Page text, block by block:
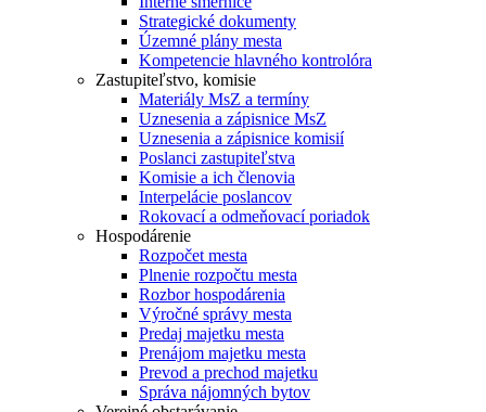
Strategické dokumenty
Územné plány mesta
Kompetencie hlavného kontrolóra
Zastupiteľstvo, komisie
Materiály MsZ a termíny
Uznesenia a zápisnice MsZ
Uznesenia a zápisnice komisií
Poslanci zastupiteľstva
Komisie a ich členovia
Interpelácie poslancov
Rokovací a odmeňovací poriadok
Hospodárenie
Rozpočet mesta
Plnenie rozpočtu mesta
Rozbor hospodárenia
Výročné správy mesta
Predaj majetku mesta
Prenájom majetku mesta
Prevod a prechod majetku
Správa nájomných bytov